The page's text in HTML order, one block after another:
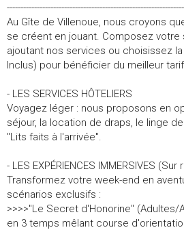
Au Gîte de Villenoue, nous croyons
se créent en jouant. Composez votre
ajoutant nos services ou choisissez
Inclus) pour bénéficier du meilleur
- LES SERVICES HÔTELIERS
Voyagez léger : nous proposons en
séjour, la location de draps, le linge
"Lits faits à l'arrivée".
- LES EXPÉRIENCES IMMERSIVES
Transformez votre week-end en
scénarios exclusifs :
>>>>"Le Secret d'Honorine" (Adultes/
en 3 temps mêlant course